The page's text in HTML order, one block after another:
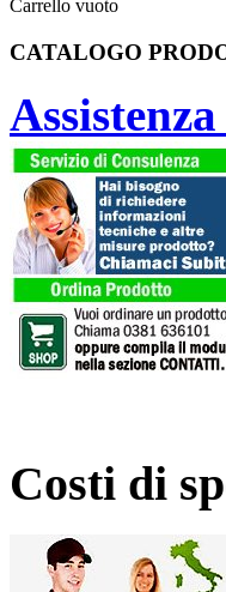
Carrello vuoto
CATALOGO
Costi di
Bianco/Rosso/Blu/